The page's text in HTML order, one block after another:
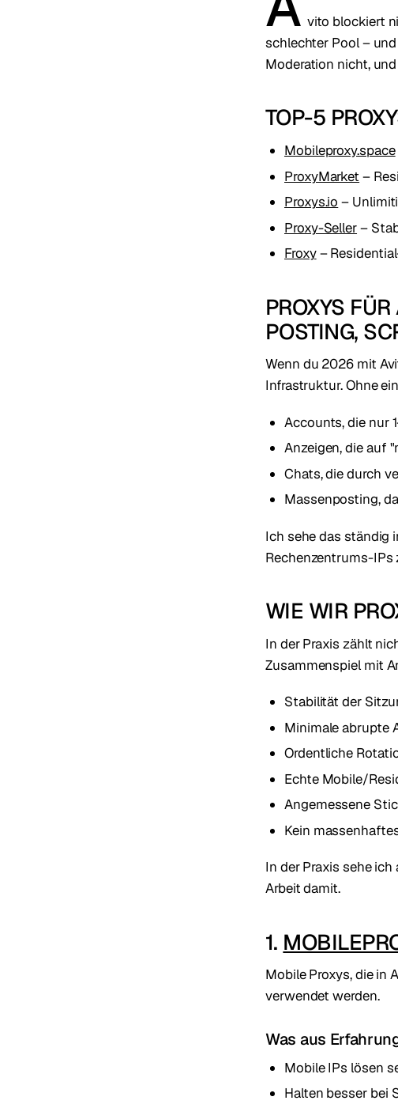
vito blockiert
schlechter Pool –
Moderation nicht,
TOP-5
Mobileproxy.space
ProxyMarket –
Proxys.io –
Proxy-Seller–
Froxy–
PROXYS
POSTING,
Wenn du 2026 mit
Infrastruktur. Ohne
Accounts, die nur
Anzeigen, die auf
Chats, die durch
Massenposting,
Ich sehe das ständig
Rechenzentrums-IPs
WIE WIR
In der Praxis zählt
Zusammenspiel mit
Stabilität der
Minimale abrupte
Ordentliche
Echte Mobile/
Angemessene
Kein
In der Praxis sehe
Arbeit damit.
1.
Mobile Proxys, die in
verwendet werden.
Was aus
Mobile IPs lösen
Halten besser bei